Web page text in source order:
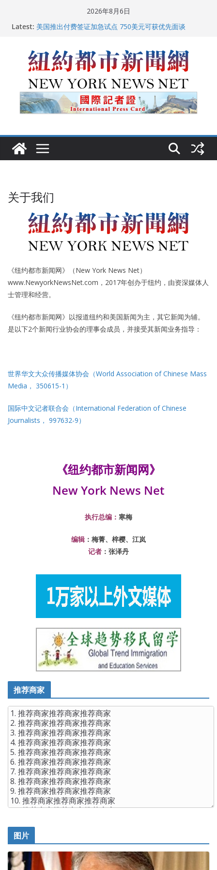
2026年8月6日
Latest: 美国推出付费签证加急试点 750美元可获优先面谈
人！
FBI联合纽约警方突袭多名警界高层住所 涉纽约警察局腐
败刑事调查
中国驻美国大使谢锋邀请美国老教师罗纳德·萨科尔斯基
再次访华
关于我们
《纽约都市新闻网》（New York News Net）
www.NewyorkNewsNet.com，2017年创办于纽约，由资深媒体人
士管理和经营。
《纽约都市新闻网》以报道纽约和美国新闻为主，其它新闻为辅。
是以下2个新闻行业协会的理事会成员，并接受其新闻业务指导：
世界华文大众传播媒体协会（World Association of Chinese Mass
Media， 350615-1）
国际中文记者联合会（International Federation of Chinese
Journalists， 997632-9）
《纽约都市新闻网》
New York News Net
执行总编： 寒梅
编辑 ：梅菁、梓樱、江岚
记者 ：张泽丹
推荐商家
图片